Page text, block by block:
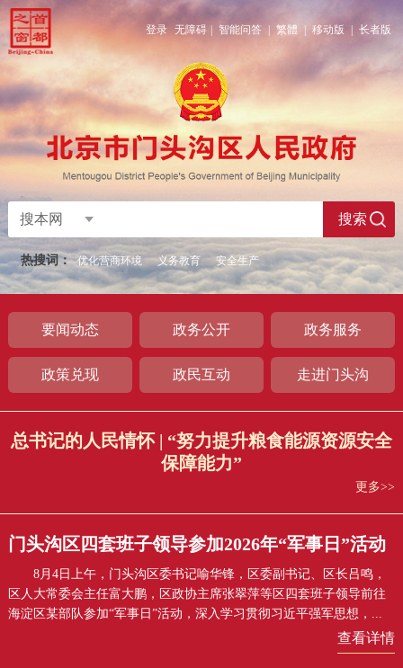
登录 | 智能问答 | 繁體 | 移动版
无障碍 | 长者版
搜本网 搜索
热搜词： 优化营商环境 义务教育 安全生产
要闻动态 政务公开 政务服务
政策兑现 政民互动 走进门头沟
总书记的人民情怀 | “努力提升粮食能源资源安全
保障能力”
更多>>
门头沟区四套班子领导参加2026年“军事日”活动
8月4日上午，门头沟区委书记喻华锋，区委副书记、区长吕鸣，
区人大常委会主任富大鹏，区政协主席张翠萍等区四套班子领导前往
海淀区某部队参加“军事日”活动，深入学习贯彻习近平强军思想，...
查看详情